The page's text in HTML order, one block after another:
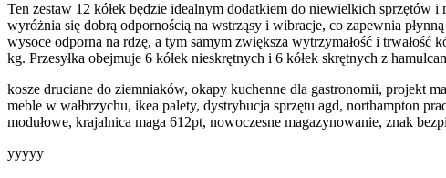
Ten zestaw 12 kółek będzie idealnym dodatkiem do niewielkich sprzętów
wyróżnia się dobrą odpornością na wstrząsy i wibracje, co zapewnia
wysoce odporna na rdzę, a tym samym zwiększa wytrzymałość i trwałość
kg. Przesyłka obejmuje 6 kółek nieskrętnych i 6 kółek skrętnych z
kosze druciane do ziemniaków, okapy kuchenne dla gastronomii, projekt
meble w wałbrzychu, ikea palety, dystrybucja sprzętu agd, northampton
modułowe, krajalnica maga 612pt, nowoczesne magazynowanie, znak
yyyyy